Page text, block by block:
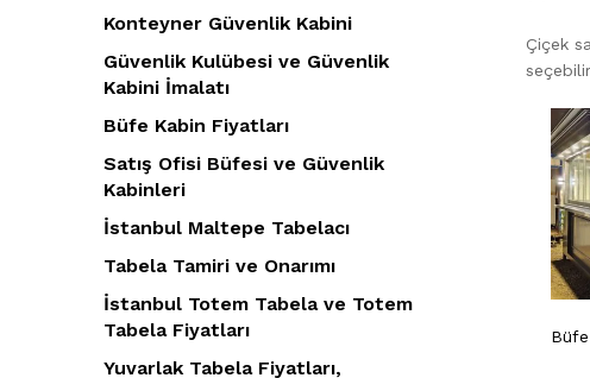
Çiçek
Konteyner Güvenlik Kabini
Güvenlik Kulübesi ve Güvenlik
Kabini İmalatı
Büfe Kabin Fiyatları
Satış Ofisi Büfesi ve Güvenlik
Kabinleri
İstanbul Maltepe Tabelacı
Tabela Tamiri ve Onarımı
İstanbul Totem Tabela ve Totem
Tabela Fiyatları
Yuvarlak Tabela Fiyatları,